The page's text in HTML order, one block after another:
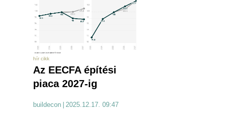
hír cikk
Az EECFA építési
piaca 2027-ig
buildecon 2025.12.17. 09:47